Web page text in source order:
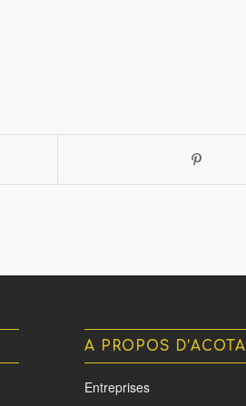
A PROPOS D’ACOTA
Entreprises